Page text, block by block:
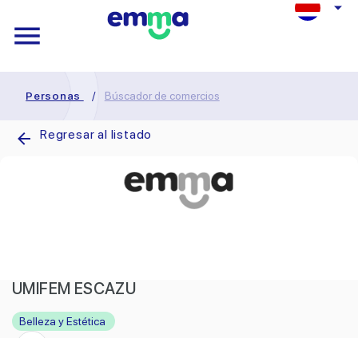
Personas / Búscador de comercios
Regresar al listado
UMIFEM ESCAZU
Belleza y Estética